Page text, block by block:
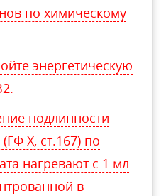
по химическому
энергетическую
подлинности
X, ст.167) по
нагревают с 1 мл
в